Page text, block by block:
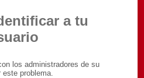
a tu
los administradores de su
problema.